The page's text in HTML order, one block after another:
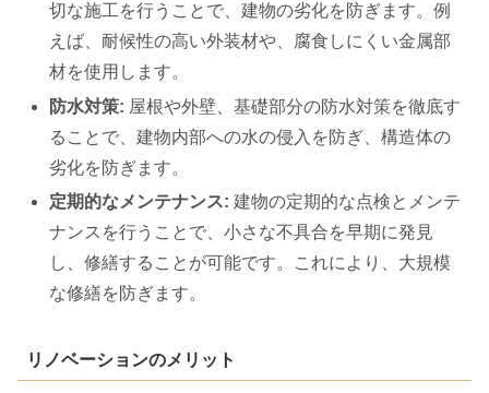
切な施工を行うことで、建物の劣化を防ぎます。例
えば、耐候性の高い外装材や、腐食しにくい金属部
材を使用します。
防水対策: 屋根や外壁、基礎部分の防水対策を徹底す
ることで、建物内部への水の侵入を防ぎ、構造体の
劣化を防ぎます。
定期的なメンテナンス: 建物の定期的な点検とメンテ
ナンスを行うことで、小さな不具合を早期に発見
し、修繕することが可能です。これにより、大規模
な修繕を防ぎます。
リノベーションのメリット